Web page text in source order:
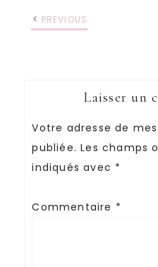
PREVIOUS
Laisser un
Votre adresse de
publiée. Les champs
indiqués avec *
Commentaire *